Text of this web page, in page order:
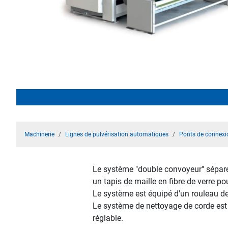
Machinerie Lignes de pulvérisation automatiques Ponts de
Le système "double convoyeur"
un tapis de maille en fibre de verre
Le système est équipé d'un rouleau
Le système de nettoyage de corde
réglable.